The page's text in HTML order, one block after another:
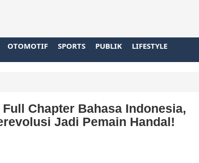
OTOMOTIF SPORTS PUBLIK LIFESTYLE
Chapter Bahasa Indonesia,
Jadi Pemain Handal!